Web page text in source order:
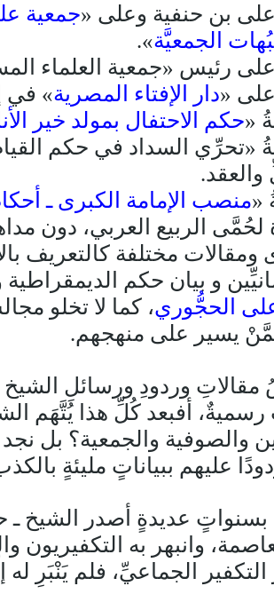
بن حنفية وعلى «جمعية
الجمعيَّة».
رئيس «جمعية العلماء
«دار الإفتاء المصرية» في
«حكم الاحتفال بمولد خير
السداد في حكم القيام
والعقد.
«منصب الإمامة الكبرى ـ
لحُمَّى الربيع العربي، دون
مختلفة كالتعريف
و بيان حكم الديمقراطية
على الحجُّوري، كما لا تخلو
يسير على منهجهم.
وردودِ ورسائلِ الشيخ
أفبعد كُلِّ هذا يُتَّهَم
والصوفية والجمعية؟ بل
عليهم ببياناتٍ مليئةٍ
عديدةٍ أصدر الشيخ ـ
وانبهر به
الجماعيِّ، فلم يَنْبَرِ